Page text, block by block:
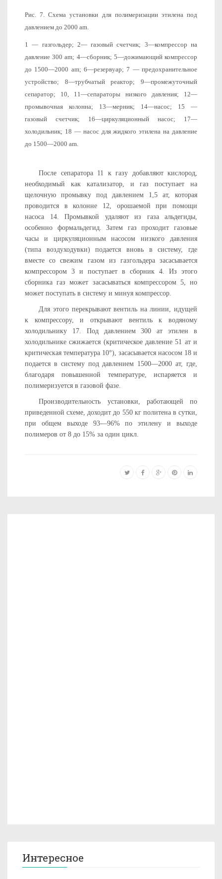
Рис. 7. Схема установки для полимеризации этилена под
давлением до 2000 am.
1 — газгольдер; 2— газовый счетчик; 3—компрессор на
давление 300 am; 4—сборник; 5—дожимающий компрессор
до 1500—2000 am; 6—резервуар; 7 — предохранительное
устройство; 8—трубчатый реактор; 9—промежуточный
сепаратор; 10, 11—сепараторы низкого давления; 12—
промывочная колонна; 13—мерник; 14—насос; 15 —
газовый счетчик; 16—циркуляционный насос; 17—
холодильник; 18 — насос для жидкого этилена на давление
до 1500—2000 am.
После сепаратора 11 к газу добавляют кислород,
необходи­мый как катализатор, и газ поступает на
щелочную промывку под давлением 1,5 ат, которая
проводится в колонне 12, орошае­мой при помощи
насоса 14. Промывкой удаляют из газа альде­гиды,
особенно формальдегид. Затем газ проходит газовые
часы и циркуляционным насосом низкого давления
(типа воздухо­дувки) подается вновь в систему, где
вместе со свежим газом из газгольдера засасывается
компрессором 3 и поступает в сбор­ник 4. Из этого
сборника газ может засасываться компрес­сором 5, но
может поступать в систему и минуя компрес­сор.
Для этого перекрывают вентиль на линии, идущей
к компрес­сору, и открывают вентиль к водяному
холодильнику 17. Под давлением 300 ат этилен в
холодильнике сжижается (критиче­ское давление 51 ат и
критическая температура 10°), засасы­вается насосом 18 и
подается в систему под давлением 1500—2000 ат, где,
благодаря повышенной температуре, испа­ряется и
полимеризуется в газовой фазе.
Производительность установки, работающей по
приведенной схеме, доходит до 550 кг политена в сутки,
при общем выходе 93—96% по этилену и выходе
полимеров от 8 до 15% за один цикл.
Интересное